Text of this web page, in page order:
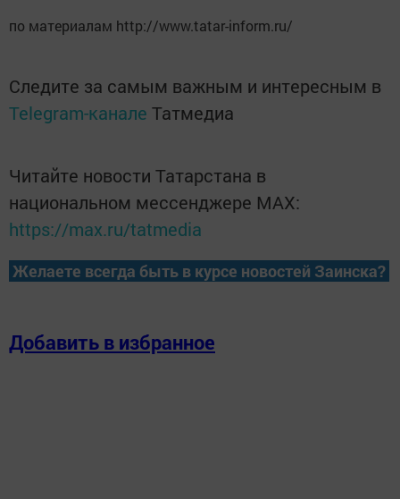
по материалам http://www.tatar-inform.ru/
Следите за самым важным и интересным в
Telegram-канале Татмедиа
Читайте новости Татарстана в
национальном мессенджере MАХ:
https://max.ru/tatmedia
Желаете всегда быть в курсе новостей Заинска?
Добавить в избранное